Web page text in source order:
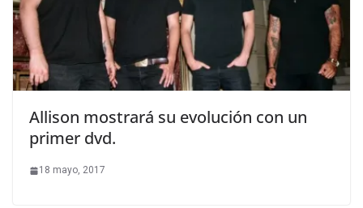
Allison mostrará su evolución con un
primer dvd.
18 mayo, 2017